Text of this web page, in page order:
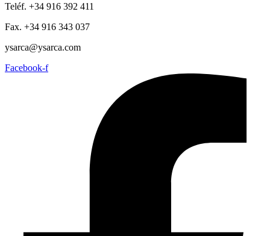
Teléf. +34 916 392 411
Fax. +34 916 343 037
ysarca@ysarca.com
Facebook-f